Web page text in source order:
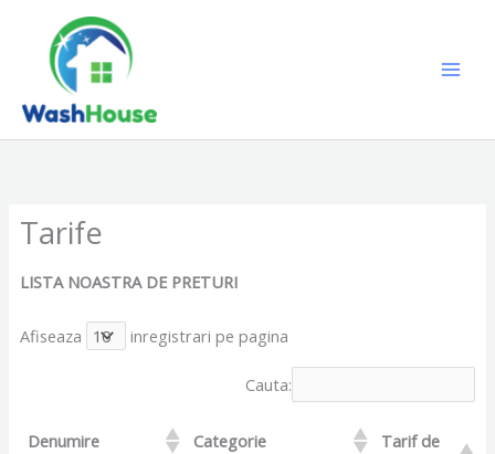
content
Tarife
LISTA NOASTRA DE PRETURI
Afiseaza inregistrari pe pagina
Cauta:
Denumire Categorie
Tarif de